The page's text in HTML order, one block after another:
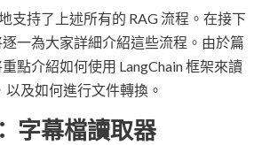
支持了上述所有的 RAG 流程。在接下
一為大家詳細介紹這些流程。由於篇
點介紹如何使用 LangChain 框架來讀
以及如何進行文件轉換。
字幕檔讀取器